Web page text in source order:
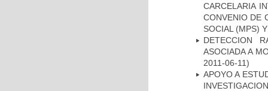
CARCELARIA
CONVENIO DE
SOCIAL (MPS)
DETECCION
ASOCIADA A
2011-06-11)
APOYO A